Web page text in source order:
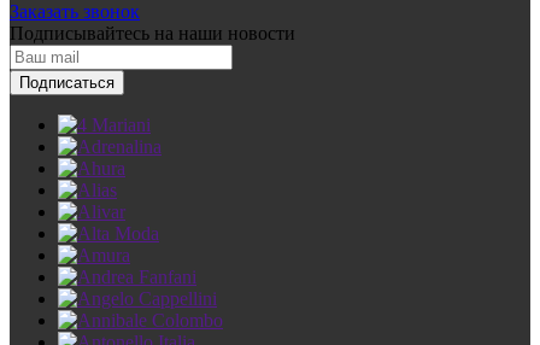
Заказать звонок
Подписывайтесь на наши новости